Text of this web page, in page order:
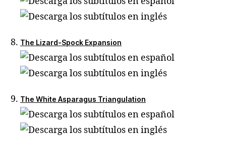
The Lizard-Spock Expansion
The White Asparagus Triangulation